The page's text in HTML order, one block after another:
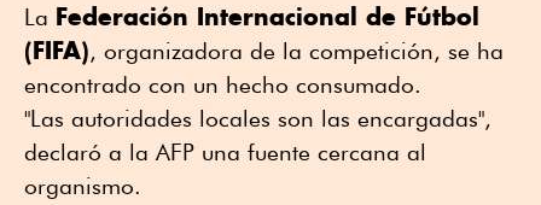
La Federación Internacional de Fútbol
(FIFA), organizadora de la competición, se ha
encontrado con un hecho consumado.
"Las autoridades locales son las encargadas",
declaró a la AFP una fuente cercana al
organismo.